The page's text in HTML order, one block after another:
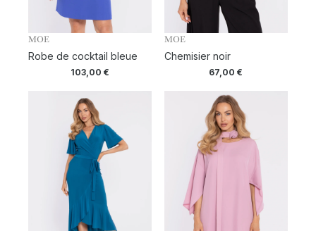
MOE
Robe de cocktail bleue
103,00€
MOE
Chemisier noir
67,00€